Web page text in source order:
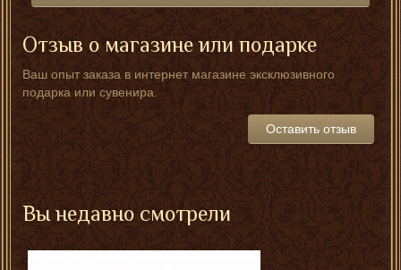
Отзыв о магазине или подарке
Ваш опыт заказа в интернет магазине эксклюзивного
подарка или сувенира.
Оставить отзыв
Вы недавно смотрели